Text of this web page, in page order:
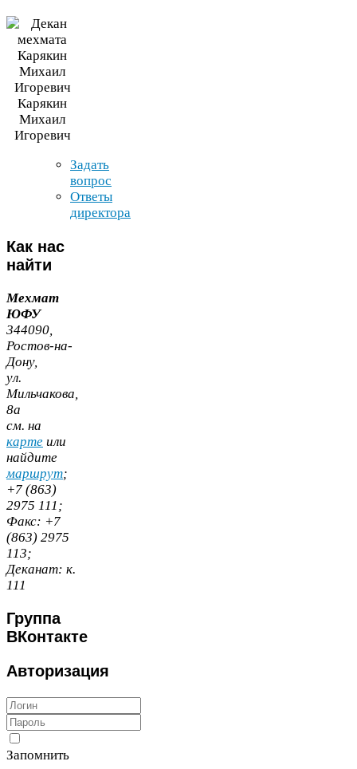
Карякин
Михаил
Игоревич
Задать
вопрос
Ответы
директора
Как нас
найти
Мехмат
ЮФУ
344090,
Ростов-​на-​
Дону,
ул.
Мильчакова,
8а
cм. на
карте или
найдите
маршрут;
+7 (863)
2975 111;
Факс: +7
(863) 2975
113;
Деканат: к.
111
Группа
ВКонтакте
Авторизация
Запомнить